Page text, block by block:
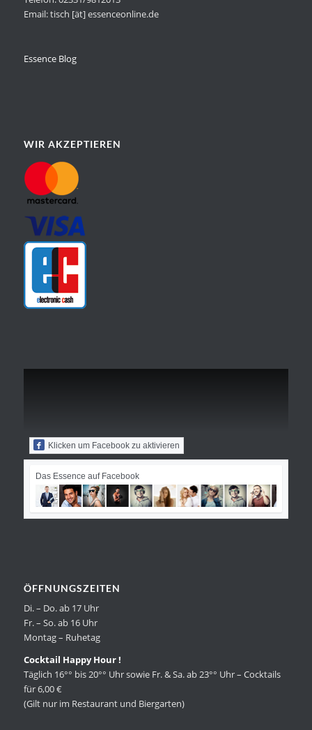
Email: tisch [ät] essenceonline.de
Essence Blog
WIR AKZEPTIEREN
Klicken um Facebook zu aktivieren
Das Essence auf Facebook
ÖFFNUNGSZEITEN
Di. – Do. ab 17 Uhr
Fr. – So. ab 16 Uhr
Montag – Ruhetag
Cocktail Happy Hour !
Täglich 16°° bis 20°° Uhr sowie Fr. & Sa. ab 23°° Uhr – Cocktails
für 6,00 €
(Gilt nur im Restaurant und Biergarten)